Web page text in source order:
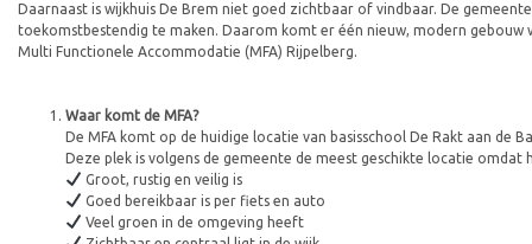
Daarnaast is wijkhuis De Brem niet goed zichtbaar of vindbaar. De
toekomstbestendig te maken. Daarom komt er één nieuw, modern gebouw
Multi Functionele Accommodatie (MFA) Rijpelberg.
Waar komt de MFA?
De MFA komt op de huidige locatie van basisschool De Rakt aan de
Deze plek is volgens de gemeente de meest geschikte locatie omdat
Groot, rustig en veilig is
Goed bereikbaar is per fiets en auto
Veel groen in de omgeving heeft